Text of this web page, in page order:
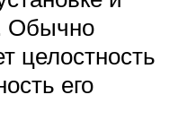
Обычно
целостность
его